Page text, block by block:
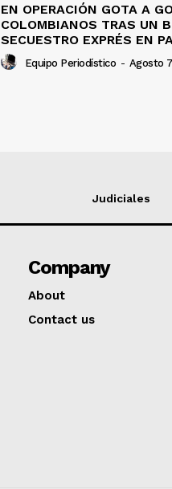
EN OPERACIÓN GOTA A
COLOMBIANOS TRAS UN
SECUESTRO EXPRÉS EN
Equipo Periodístico - Agosto
Judiciales
Company
About
Contact us